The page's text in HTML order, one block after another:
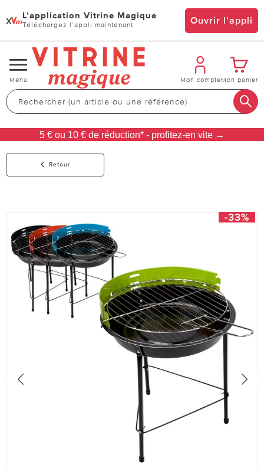
x L’application Vitrine Magique
Téléchargez l’appli maintenant Ouvrir l’appli
Changer
de
navigation
Menu Mon compteMon panier
5 € ou 10 € de réduction* - profitez-en vite →
Retour
-33%